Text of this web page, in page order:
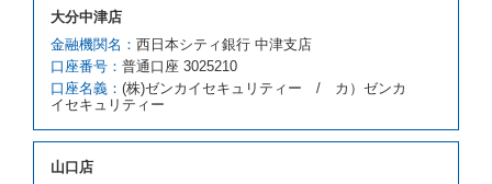
借受人は、第１項の代替レンタカーの貸渡しの申入れ
を拒絶し、予約を取り消すことができるものとしま
す。
前項の場合、第１項の貸渡しをすることができない原
因が、当社の責に帰する事由によるときには第４条第
４項の予約の取消しとして取り扱い、当社は受領済の
予約申込金を返還するものとします。
原因が、当社の責に帰さない事由による時には第４条
大分中津店
金融機関名： 西日本シティ銀行 中津支店
口座番号： 普通口座 3025210
口座名義： (株)ゼンカイセキュリティー / カ）ゼンカ
イセキュリティー
山口店